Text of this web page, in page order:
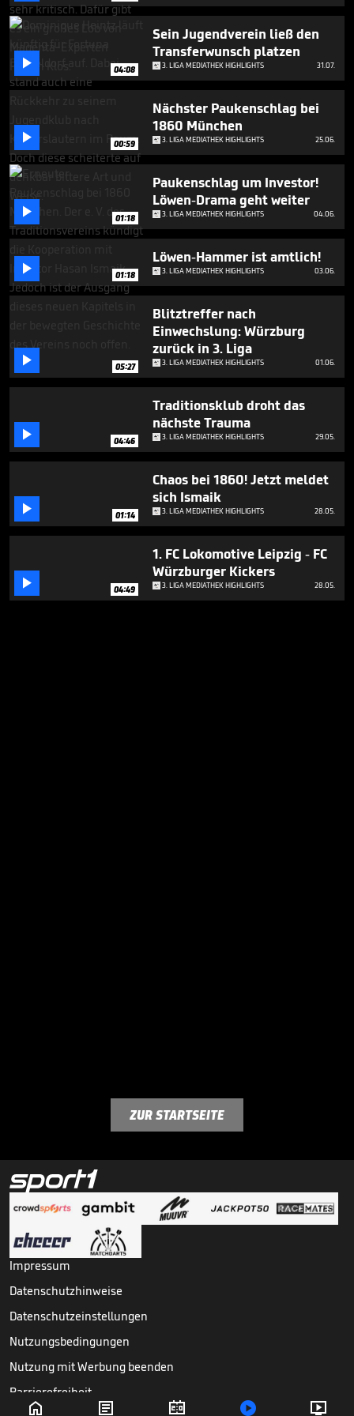
minutes,
19
seconds
 04:08
Sein Jugendverein ließ den
Transferwunsch platzen
3. LIGA MEDIATHEK HIGHLIGHTS 31.07.
 00:59
Nächster Paukenschlag bei
1860 München
3. LIGA MEDIATHEK HIGHLIGHTS 25.06.
 01:18
Paukenschlag um Investor!
Löwen-Drama geht weiter
3. LIGA MEDIATHEK HIGHLIGHTS 04.06.
 01:18
Löwen-Hammer ist amtlich!
3. LIGA MEDIATHEK HIGHLIGHTS 03.06.
 05:27
Blitztreffer nach
Einwechslung: Würzburg
zurück in 3. Liga
3. LIGA MEDIATHEK HIGHLIGHTS 01.06.
 04:46
Traditionsklub droht das
nächste Trauma
3. LIGA MEDIATHEK HIGHLIGHTS 29.05.
 01:14
Chaos bei 1860! Jetzt meldet
sich Ismaik
3. LIGA MEDIATHEK HIGHLIGHTS 28.05.
 04:49
1. FC Lokomotive Leipzig - FC
Würzburger Kickers
3. LIGA MEDIATHEK HIGHLIGHTS 28.05.
    
ZUR STARTSEITE
Impressum
Datenschutzhinweise
Datenschutzeinstellungen
Nutzungsbedingungen
Nutzung mit Werbung beenden
Barrierefreiheit